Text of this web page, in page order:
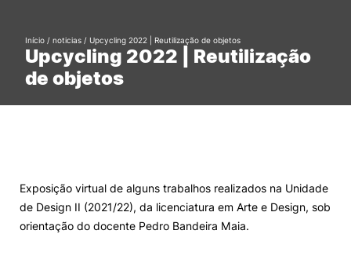
Cursos
Candidatos
Alunos
Formative Offer General
Upcycling 2022 | Reutilização
de objetos
Início / noticias / Upcycling 2022 | Reutilização de objetos
Exposição virtual de alguns trabalhos realizados na Unidade
de Design II (2021/22), da licenciatura em Arte e Design, sob
orientação do docente Pedro Bandeira Maia.